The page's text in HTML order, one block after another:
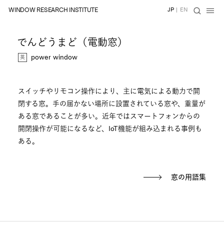
WINDOW RESEARCH INSTITUTE JP | EN
でんどうまど（電動窓）
power window
スイッチやリモコン操作により、主に電気による動力で開
閉する窓。手の届かない場所に設置されている窓や、重量が
ある窓であることが多い。近年ではスマートフォンからの
開閉操作が可能になるなど、IoT機能が組み込まれる事例も
ある。
窓の用語集